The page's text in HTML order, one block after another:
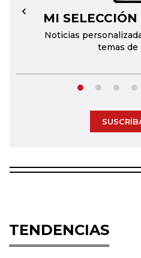
MI
Noticias
temas de
←
TENDENCIAS